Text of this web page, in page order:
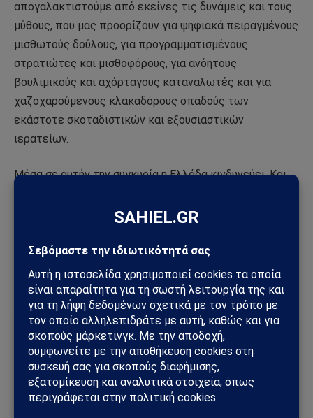
απογαλακτιστούμε από εκείνες τις δυνάμεις και τους
μύθους, που μας προορίζουν για ψηφιακά πειραγμένους
μισθωτούς δούλους, για προγραμματισμένους
στρατιώτες και μισθοφόρους, για ανόητους
βουλιμικούς και αχόρταγους καταναλωτές και για
χαζοχαρούμενους κλακαδόρους οπαδούς των
εκάστοτε σκοταδιστικών και εξουσιαστικών
ιερατείων.
Μέσα σε αυτήν την συγκυρία η Ελλάδα κινδυνεύει. Και
ορκισμένους εχθρούς, όσο από την αφέλειά μας που
προδομένους. Η καμπάνα χτυπάει τώρα πιο δυνατά
από ποτέ για την Ελλάδα και τον Ελληνισμό.
Ακολούθησε το Sahiel στο Google News
Πρόσθεσε το Sahiel ως προτιμώμενη πηγή για να λαμβάνεις
πρώτος τις σημαντικότερες ειδήσεις και αναλύσεις.
Add as a preferred source